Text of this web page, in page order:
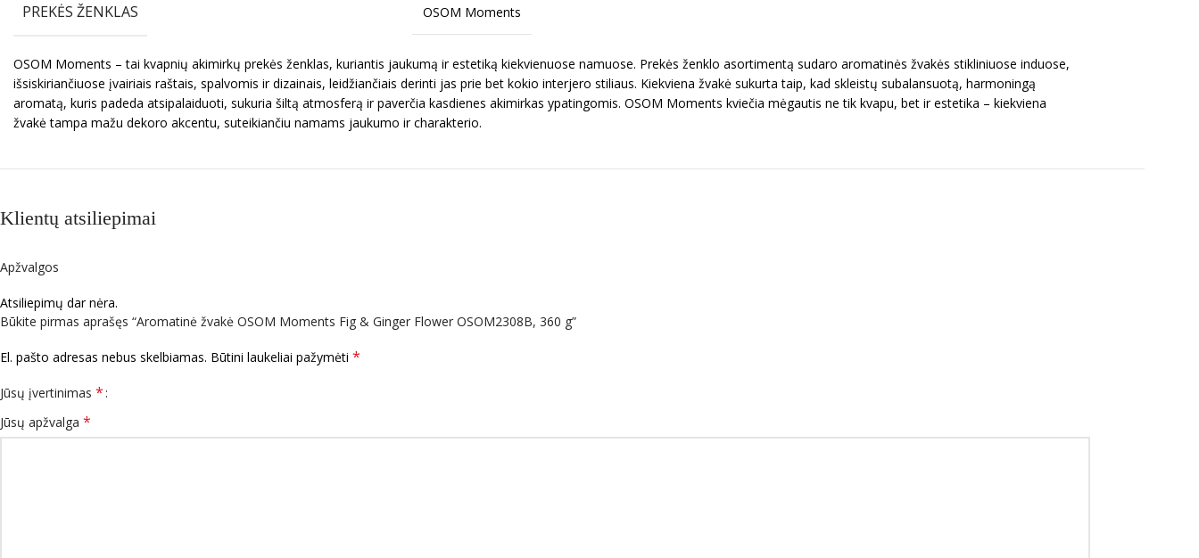
PREKĖS ŽENKLAS OSOM Moments
OSOM Moments – tai kvapnių akimirkų prekės ženklas, kuriantis jaukumą ir estetiką kiekvienuose namuose. Prekės ženklo asortimentą sudaro aromatinės žvakės stikliniuose induose,
išsiskiriančiuose įvairiais raštais, spalvomis ir dizainais, leidžiančiais derinti jas prie bet kokio interjero stiliaus. Kiekviena žvakė sukurta taip, kad skleistų subalansuotą, harmoningą
aromatą, kuris padeda atsipalaiduoti, sukuria šiltą atmosferą ir paverčia kasdienes akimirkas ypatingomis. OSOM Moments kviečia mėgautis ne tik kvapu, bet ir estetika – kiekviena
žvakė tampa mažu dekoro akcentu, suteikiančiu namams jaukumo ir charakterio.
Klientų atsiliepimai
Apžvalgos
Atsiliepimų dar nėra.
Būkite pirmas aprašęs “Aromatinė žvakė OSOM Moments Fig & Ginger Flower OSOM2308B, 360 g”
El. pašto adresas nebus skelbiamas. Būtini laukeliai pažymėti *
Jūsų įvertinimas *
Jūsų apžvalga *